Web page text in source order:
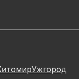
Ужгород